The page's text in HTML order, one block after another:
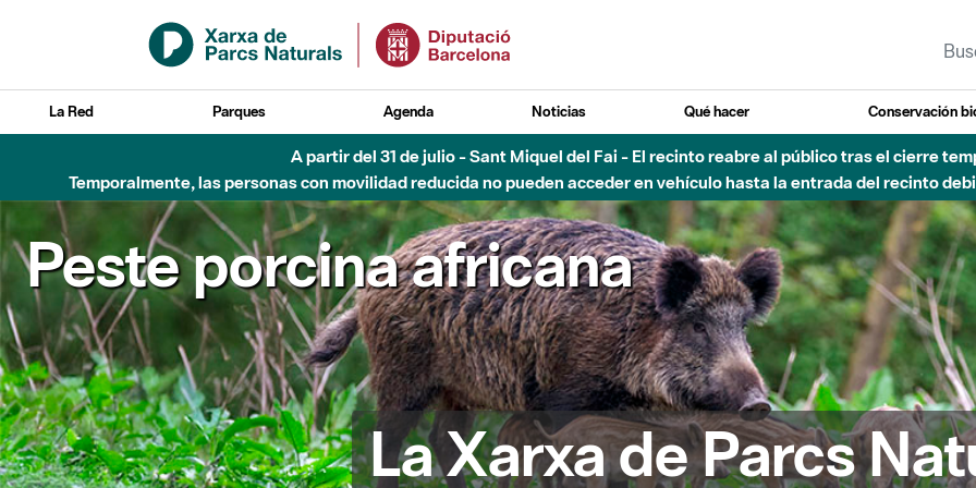
Saltar al contenido principal
La Red Parques Agenda Noticias Qué hacer Conservación
A partir del 31 de julio - Sant Miquel del Fai - El recinto reabre al público tras el cierre
Temporalmente, las personas con movilidad reducida no pueden acceder en vehículo hasta la entrada del recinto
Peste porcina africana
La Xarxa de Parcs